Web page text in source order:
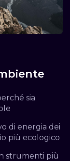
sia
di energia dei
più ecologico
strumenti più